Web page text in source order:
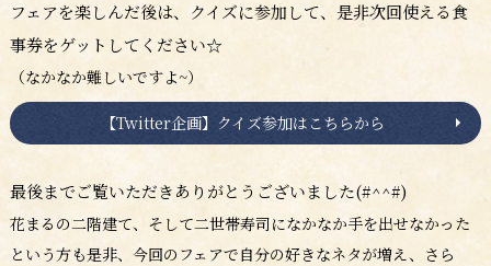
フェアを楽しんだ後は、クイズに参加して、是非次回使える食
事券をゲットしてください☆
（なかなか難しいですよ~）
【Twitter企画】クイズ参加はこちらから
最後までご覧いただきありがとうございました(#^^#)
花まるの二階建て、そして二世帯寿司になかなか手を出せなかった
という方も是非、今回のフェアで自分の好きなネタが増え、さら